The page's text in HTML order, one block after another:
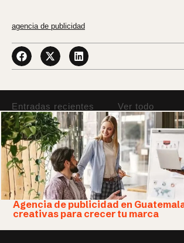
agencia de publicidad
Entradas recientes Ver todo
Agencia de publicidad en
creativas para crecer tu marca